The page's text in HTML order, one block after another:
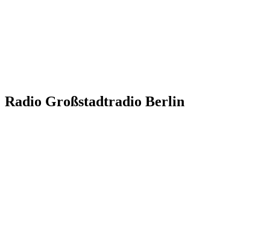
Radio Großstadtradio Berlin